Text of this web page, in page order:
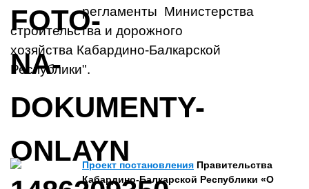
регламенты Министерства
строительства и дорожного
хозяйства Кабардино-Балкарской
Республики".
Проект постановления Правительства
Кабардино-Балкарской Республики «О